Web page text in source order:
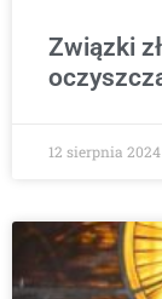
Związki
12 sierpnia 2024